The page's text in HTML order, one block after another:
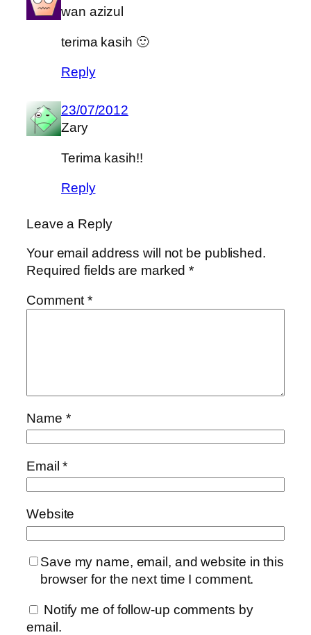
wan azizul
terima kasih 🙂
Reply
23/07/2012
Zary
Terima kasih!!
Reply
Leave a Reply
Your email address will not be published.
Required fields are marked*
Comment*
Name *
Email*
Website
Save my name, email, and website in this
browser for the next time I comment.
Notify me of follow-up comments by
email.